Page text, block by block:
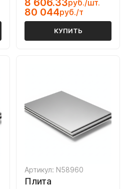
8 606.33руб./шт.
80 044руб./т
КУПИТЬ
Артикул: N58960
Плита